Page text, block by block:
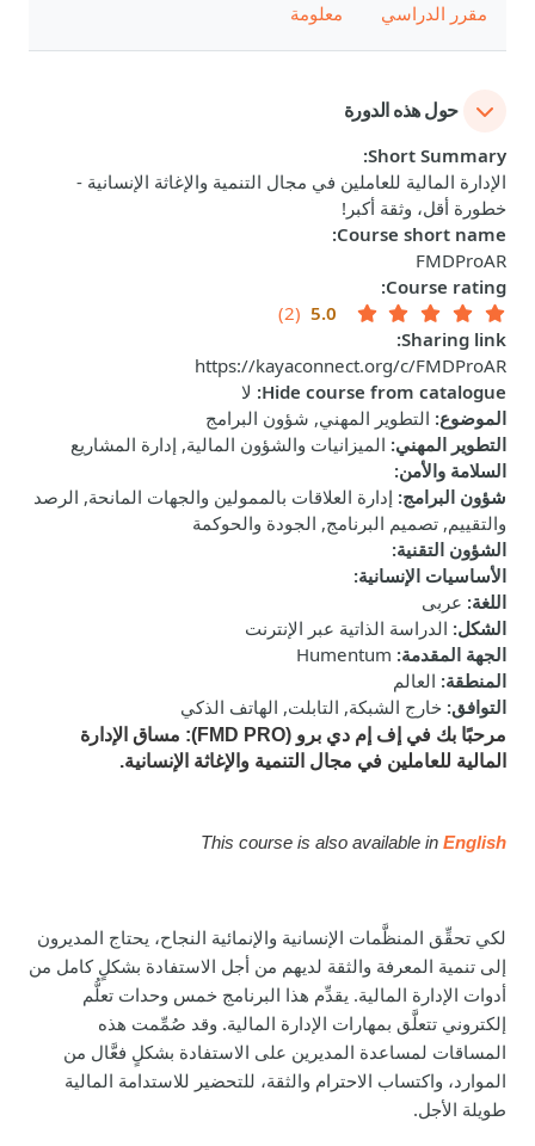
مقرر الدراسي معلومة
حول هذه الدورة
Short Summary
:
الإدارة المالية للعاملين في مجال التنمية والإغاثة الإنسانية -
خطورة أقل، وثقة أكبر!
Course short name
:
FMDProAR
Course rating
:
5.0
(2)
Sharing link
:
https://kayaconnect.org/c/FMDProAR
Hide course from catalogue
: لا
الموضوع: التطوير المهني, شؤون البرامج
التطوير المهني: الميزانيات والشؤون المالية, إدارة المشاريع
السلامة والأمن:
شؤون البرامج: إدارة العلاقات بالممولين والجهات المانحة, الرصد
والتقييم, تصميم البرنامج, الجودة والحوكمة
الشؤون التقنية:
الأساسيات الإنسانية:
اللغة: عربى
الشكل: الدراسة الذاتية عبر الإنترنت
الجهة المقدمة:
Humentum
المنطقة: العالم
التوافق: خارج الشبكة, التابلت, الهاتف الذكي
مرحبًا بك في إف إم دي برو (FMD PRO): مساق الإدارة
المالية للعاملين في مجال التنمية والإغاثة الإنسانية.
This course is also available in English
لكي تحقِّق المنظَّمات الإنسانية والإنمائية النجاح، يحتاج المديرون
إلى تنمية المعرفة والثقة لديهم من أجل الاستفادة بشكلٍ كامل من
أدوات الإدارة المالية. يقدِّم هذا البرنامج خمس وحدات تعلُّم
إلكتروني تتعلَّق بمهارات الإدارة المالية. وقد صُمِّمت هذه
المساقات لمساعدة المديرين على الاستفادة بشكلٍ فعَّال من
الموارد، واكتساب الاحترام والثقة، للتحضير للاستدامة المالية
طويلة الأجل.